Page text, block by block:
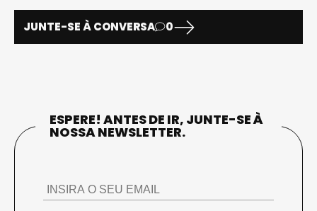
JUNTE-SE À CONVERSA 0
ESPERE! ANTES DE IR, JUNTE-SE À
NOSSA NEWSLETTER.